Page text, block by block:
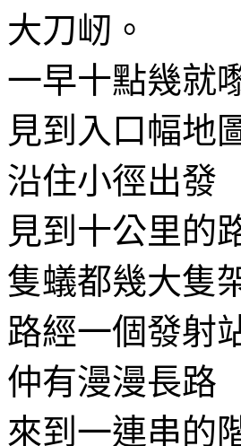
大刀屻。
一早十點幾就
見到入口幅地
沿住小徑出發
見到十公里的
隻蟻都幾大隻
路經一個發射
仲有漫漫長路
來到一連串的